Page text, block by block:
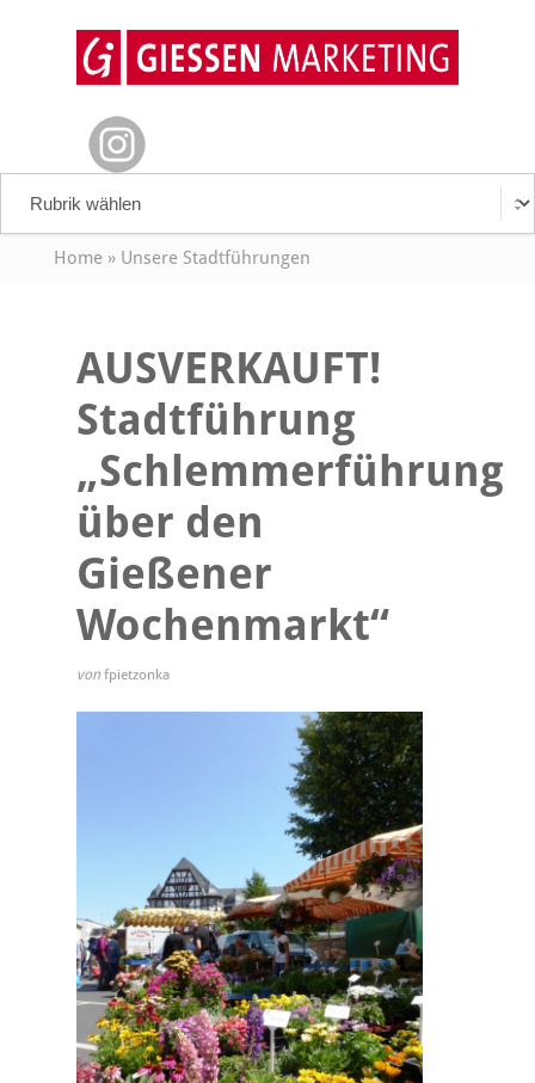
Home» Unsere Stadtführungen
AUSVERKAUFT!
Stadtführung
„Schlemmerführung
über den
Gießener
Wochenmarkt“
von fpietzonka